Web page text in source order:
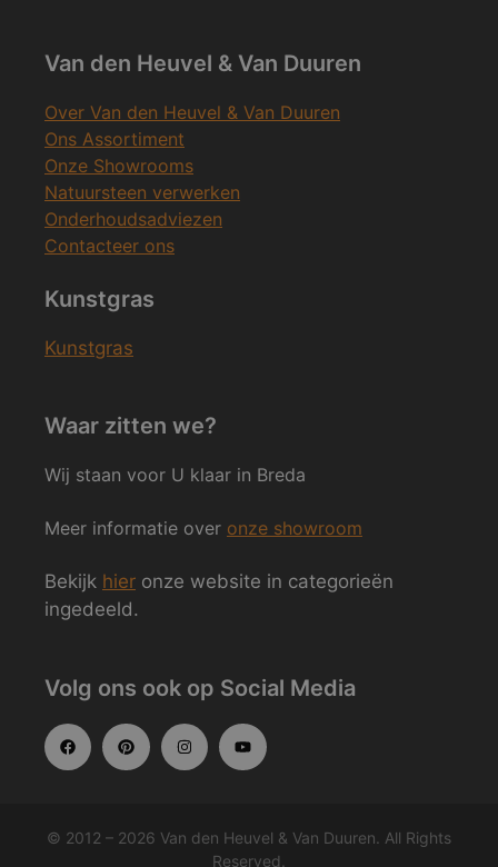
Van den Heuvel & Van Duuren
Over Van den Heuvel & Van Duuren
Ons Assortiment
Onze Showrooms
Natuursteen verwerken
Onderhoudsadviezen
Contacteer ons
Kunstgras
Kunstgras
Waar zitten we?
Wij staan voor U klaar in Breda
Meer informatie over onze showroom
Bekijk hier onze website in categorieën
ingedeeld.
Volg ons ook op Social Media
© 2012 – 2026 Van den Heuvel & Van Duuren. All Rights
Reserved.